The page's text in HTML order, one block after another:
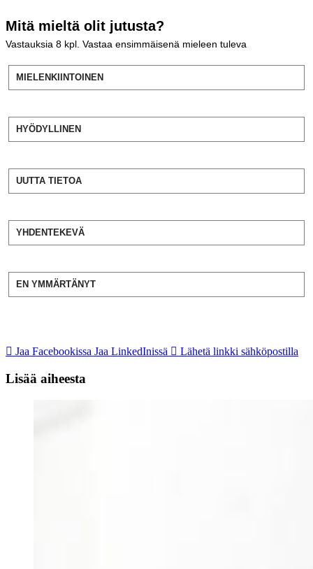
Mitä mieltä olit jutusta?
Vastauksia 8 kpl. Vastaa ensimmäisenä mieleen tuleva
MIELENKIINTOINEN
HYÖDYLLINEN
UUTTA TIETOA
YHDENTEKEVÄ
EN YMMÄRTÄNYT
Jaa Facebookissa Jaa LinkedInissä Lähetä linkki sähköpostilla
Lisää aiheesta